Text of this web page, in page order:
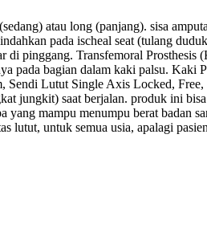
atau long (panjang). sisa
pada ischeal seat (tulang
pinggang. Transfemoral
pada bagian dalam kaki palsu. Kaki
Lutut Single Axis Locked,
jungkit) saat berjalan. produk ini
mampu menumpu berat badan
lutut, untuk semua usia, apalagi